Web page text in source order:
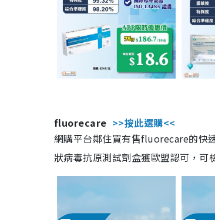
fluorecare >>按此選購<<
網購平台鄰住買有售fluorecare的快
狀病毒抗原測試劑盒獲歐盟認可，